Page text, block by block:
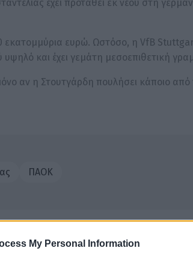
My Personal Information
έχει προταθεί εκ νέου στη
εκατομμύρια ευρώ. Ωστόσο, η VfB
και έχει γεμάτη μεσοεπιθετική
αν η Στουτγάρδη πουλήσει κάποιο από
ΠΑΟΚ